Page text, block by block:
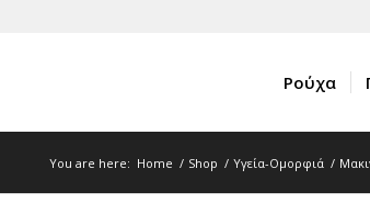
Ρούχα
You are here: Home / Shop / Υγεία-Ομορφιά /